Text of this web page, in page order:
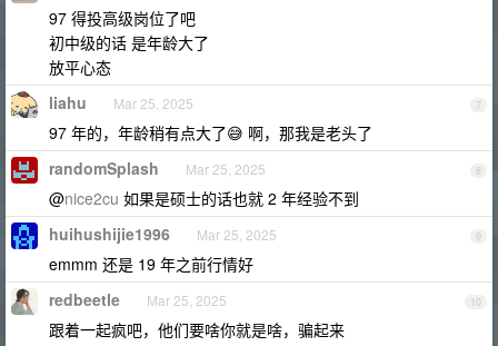
97 得投高级岗位了吧
初中级的话 是年龄大了
放平心态
7
liahu Mar 25, 2025
97 年的，年龄稍有点大了😅 啊，那我是老头了
8
randomSplash Mar 25, 2025
@nice2cu 如果是硕士的话也就 2 年经验不到
9
huihushijie1996 Mar 25, 2025
emmm 还是 19 年之前行情好
10
redbeetle Mar 25, 2025
跟着一起疯吧，他们要啥你就是啥，骗起来